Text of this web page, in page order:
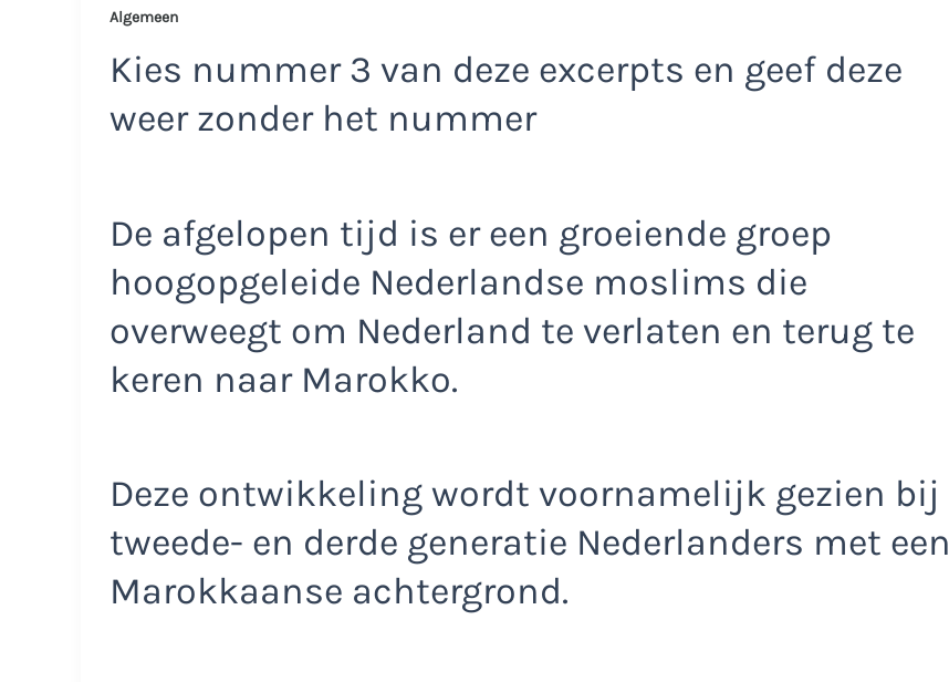
Algemeen
Kies nummer 3 van deze excerpts en geef deze
weer zonder het nummer
De afgelopen tijd is er een groeiende groep
hoogopgeleide Nederlandse moslims die
overweegt om Nederland te verlaten en terug te
keren naar Marokko.
Deze ontwikkeling wordt voornamelijk gezien bij
tweede- en derde generatie Nederlanders met een
Marokkaanse achtergrond.